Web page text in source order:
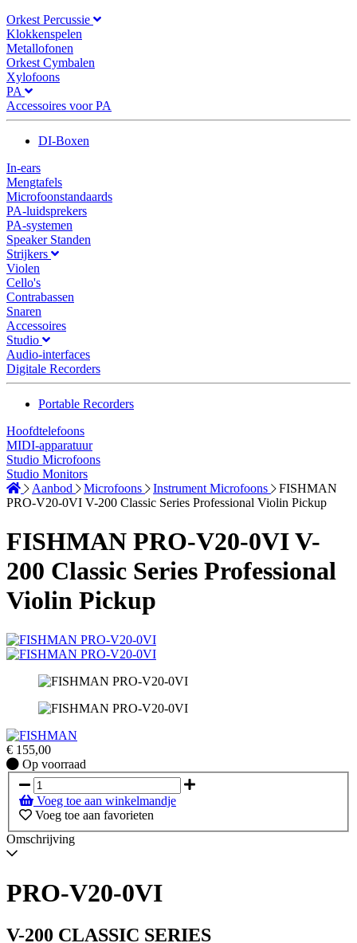
Orkest Percussie
Klokkenspelen
Metallofonen
Orkest Cymbalen
Xylofoons
PA
Accessoires voor PA
DI-Boxen
In-ears
Mengtafels
Microfoonstandaards
PA-luidsprekers
PA-systemen
Speaker Standen
Strijkers
Violen
Cello's
Contrabassen
Snaren
Accessoires
Studio
Audio-interfaces
Digitale Recorders
Portable Recorders
Hoofdtelefoons
MIDI-apparatuur
Studio Microfoons
Studio Monitors
Aanbod
Microfoons Instrument Microfoons
FISHMAN
PRO-V20-0VI V-200 Classic Series Professional Violin Pickup
FISHMAN PRO-V20-0VI V-
200 Classic Series Professional
Violin Pickup
€ 155,00
Op
voorraad
Op voorraad
Voeg toe aan winkelmandje
Voeg toe aan favorieten
Omschrijving
PRO-V20-0VI
V-200 CLASSIC SERIES